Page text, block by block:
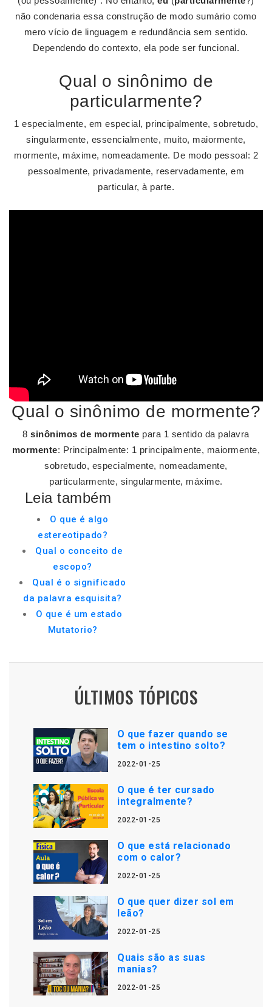
não condenaria essa construção de modo sumário como
mero vício de linguagem e redundância sem sentido.
Dependendo do contexto, ela pode ser funcional.
Qual o sinônimo de
particularmente?
1 especialmente, em especial, principalmente, sobretudo,
singularmente, essencialmente, muito, maiormente,
mormente, máxime, nomeadamente. De modo pessoal: 2
pessoalmente, privadamente, reservadamente, em
particular, à parte.
Qual o sinônimo de mormente?
8sinônimos de mormente para 1 sentido da palavra
mormente: Principalmente: 1 principalmente, maiormente,
sobretudo, especialmente, nomeadamente,
particularmente, singularmente, máxime.
Leia também
O que é algo
estereotipado?
Qual o conceito de
escopo?
Qual é o significado
da palavra esquisita?
O que é um estado
Mutatorio?
ÚLTIMOS TÓPICOS
O que fazer quando se
tem o intestino solto?
2022-01-25
O que é ter cursado
integralmente?
2022-01-25
O que está relacionado
com o calor?
2022-01-25
O que quer dizer sol em
leão?
2022-01-25
Quais são as suas
manias?
2022-01-25